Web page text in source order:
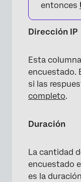
entonces
Dirección IP
Esta
encuestado.
si las
completo.
Duración
La cantidad
encuestado
es la